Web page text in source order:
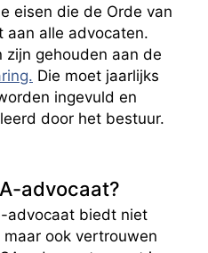
eisen die de Orde van
aan alle advocaten.
zijn gehouden aan de
Die moet jaarlijks
ingevuld en
door het bestuur.
advocaat?
advocaat biedt niet
ook vertrouwen